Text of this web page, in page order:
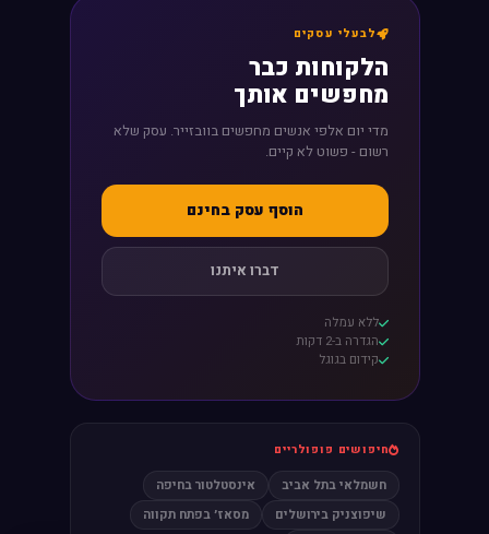
לבעלי עסקים
הלקוחות כבר
מחפשים אותך
מדי יום אלפי אנשים מחפשים בוובזייר. עסק שלא
רשום - פשוט לא קיים.
הוסף עסק בחינם
דברו איתנו
ללא עמלה
הגדרה ב-2 דקות
קידום בגוגל
חיפושים פופולריים
חשמלאי בתל אביב
אינסטלטור בחיפה
שיפוצניק בירושלים
מסאז׳ בפתח תקווה